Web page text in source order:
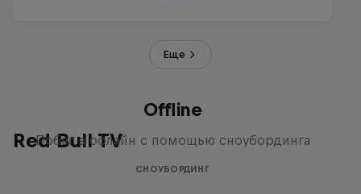
Еще
Red Bull TV
Offline
Побег в офлайн с помощью сноубординга
СНОУБОРДИНГ